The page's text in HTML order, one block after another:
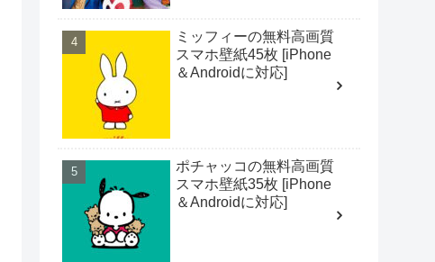
ミッフィーの無料高画質
スマホ壁紙45枚 [iPhone
＆Androidに対応]
ポチャッコの無料高画質
スマホ壁紙35枚 [iPhone
＆Androidに対応]